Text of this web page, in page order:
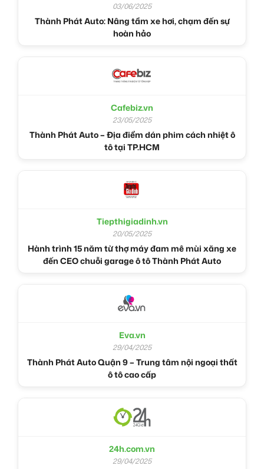
03/06/2025
Thành Phát Auto: Nâng tầm xe hơi, chạm đến sự
hoàn hảo
Cafebiz.vn
23/05/2025
Thành Phát Auto – Địa điểm dán phim cách nhiệt ô
tô tại TP.HCM
Tiepthigiadinh.vn
20/05/2025
Hành trình 15 năm từ thợ máy đam mê mùi xăng xe
đến CEO chuỗi garage ô tô Thành Phát Auto
Eva.vn
29/04/2025
Thành Phát Auto Quận 9 – Trung tâm nội ngoại thất
ô tô cao cấp
24h.com.vn
29/04/2025